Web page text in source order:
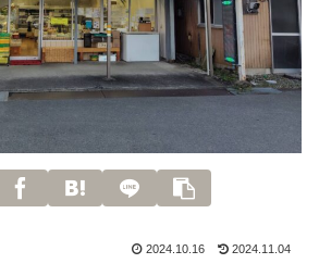
2024.10.16 2024.11.04